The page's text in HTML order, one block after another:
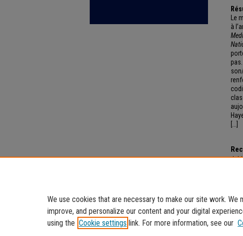
Le
à
[...]
We use cookies that are necessary to make our site work. We
improve, and personalize our content and your digital
using the Cookie settings link. For more information, see our